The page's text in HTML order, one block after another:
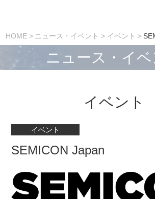
HOME ニュース・イベント イベント
ニュース・イベ
イベント
イベント
SEMICON Japan